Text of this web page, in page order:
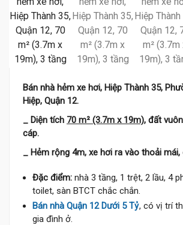
Bán nhà hẻm xe hơi, Hiệp Thành 35,
Hiệp, Quận 12.
_ Diện tích 70 m² (3.7m x 19m), đất
cáp.
_ Hẻm rộng 4m, xe hơi ra vào thoải mái,
Đặc điểm: nhà 3 tầng, 1 trệt, 2 lầu, 4
toilet, sàn BTCT chắc chắn.
Bán nhà Quận 12 Dưới 5 Tỷ, có vị trí
gia đình ở.